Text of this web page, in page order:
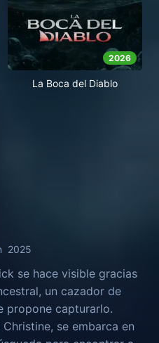
2026
La Boca del Diablo
2025
se hace visible gracias
un cazador de
propone capturarlo.
se embarca en